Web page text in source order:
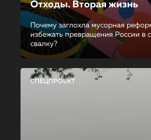
Отходы. Вторая жизнь
Почему заглохла мусорная
избежать превращения России в
свалку?
СПЕЦПРОЕКТ